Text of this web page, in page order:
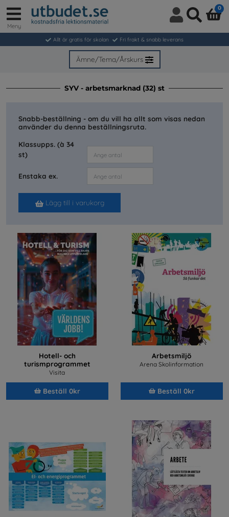
in
/
Meny
0
Allt är gratis för skolan Fri frakt & snabb leverans
Ämne/Tema/Årskurs
SYV - arbetsmarknad (32) st
Snabb-beställning - om du vill ha allt som visas nedan
använder du denna beställningsruta.
Klassupps. (à 34
st)
Enstaka ex.
Lägg till i varukorg
Hotell- och
turismprogrammet
Visita
Beställ 0kr
Arbetsmiljö
Arena Skolinformation
Beställ 0kr